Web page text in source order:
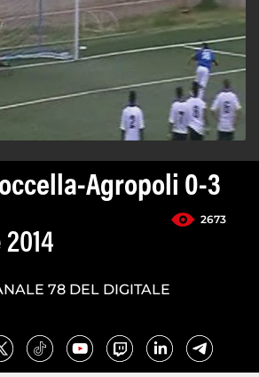
Agropoli 0-3
2673
78 DEL DIGITALE